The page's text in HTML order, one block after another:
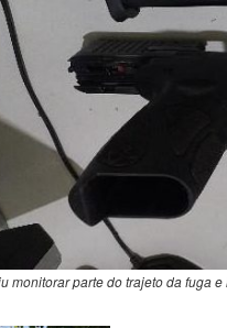
monitorar parte do trajeto da fuga